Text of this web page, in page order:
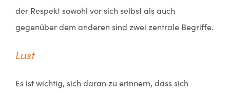
der Respekt sowohl vor sich selbst als auch
gegenüber dem anderen sind zwei zentrale Begriffe.
Lust
Es ist wichtig, sich daran zu erinnern, dass sich